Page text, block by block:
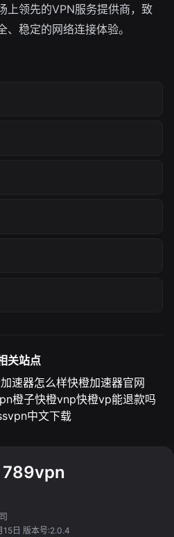
上领先的VPN服务提供商，致
稳定的网络连接体验。
关站点
速器怎么样快橙加速器官网
橙子快橙vnp快橙vp能退款吗
中文下载
789vpn
日 版本号:2.0.4